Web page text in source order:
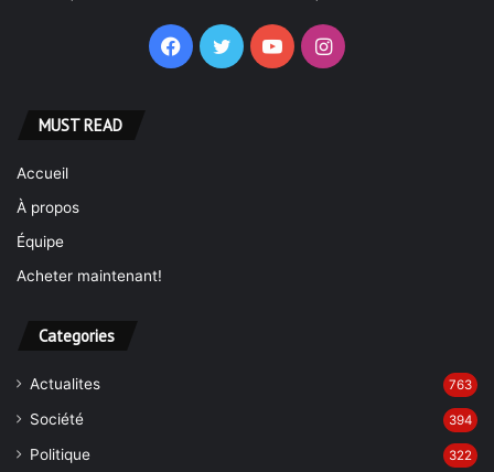
Facebook
TwitterYouTubeInstagram
MUST READ
Accueil
À propos
Équipe
Acheter maintenant!
Categories
Actualites 763
Société 394
Politique 322